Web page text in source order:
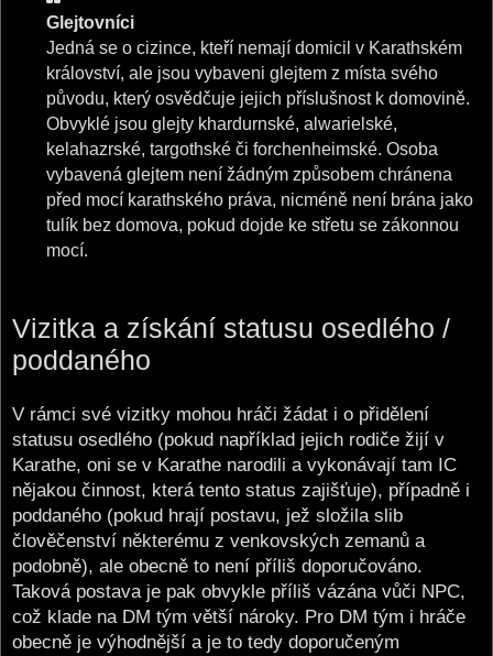
Glejtovníci
Jedná se o cizince, kteří nemají domicil v Karathském
království, ale jsou vybaveni glejtem z místa svého
původu, který osvědčuje jejich příslušnost k domovině.
Obvyklé jsou glejty khardurnské, alwarielské,
kelahazrské, targothské či forchenheimské. Osoba
vybavená glejtem není žádným způsobem chránena
před mocí karathského práva, nicméně není brána jako
tulík bez domova, pokud dojde ke střetu se zákonnou
mocí.
Vizitka a získání statusu osedlého /
poddaného
V rámci své vizitky mohou hráči žádat i o přidělení
statusu osedlého (pokud například jejich rodiče žijí v
Karathe, oni se v Karathe narodili a vykonávají tam IC
nějakou činnost, která tento status zajišťuje), případně i
poddaného (pokud hrají postavu, jež složila slib
člověčenství některému z venkovských zemanů a
podobně), ale obecně to není příliš doporučováno.
Taková postava je pak obvykle příliš vázána vůči NPC,
což klade na DM tým větší nároky. Pro DM tým i hráče
obecně je výhodnější a je to tedy doporučeným